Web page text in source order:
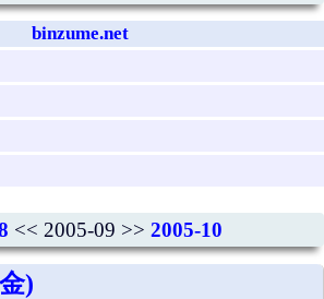
binzume.net
<< 2005-09 >> 2005-10
)